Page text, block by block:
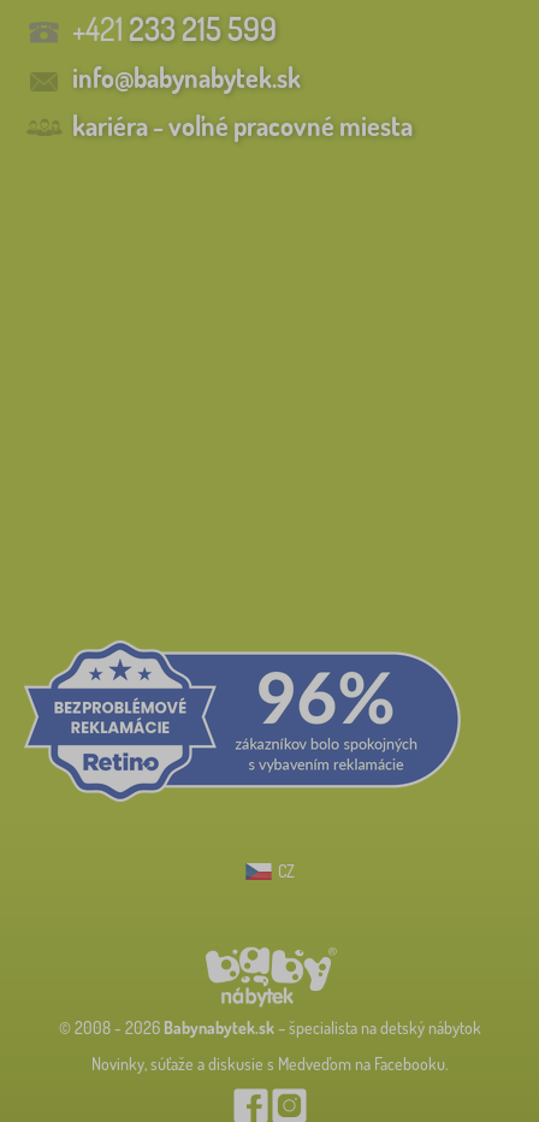
+421233 215 599
info@babynabytek.sk
kariéra - voľné pracovné miesta
CZ
© 2008 - 2026 Babynabytek.sk– špecialista na detský nábytok
Novinky, súťaže a diskusie s Medveďom na Facebooku.